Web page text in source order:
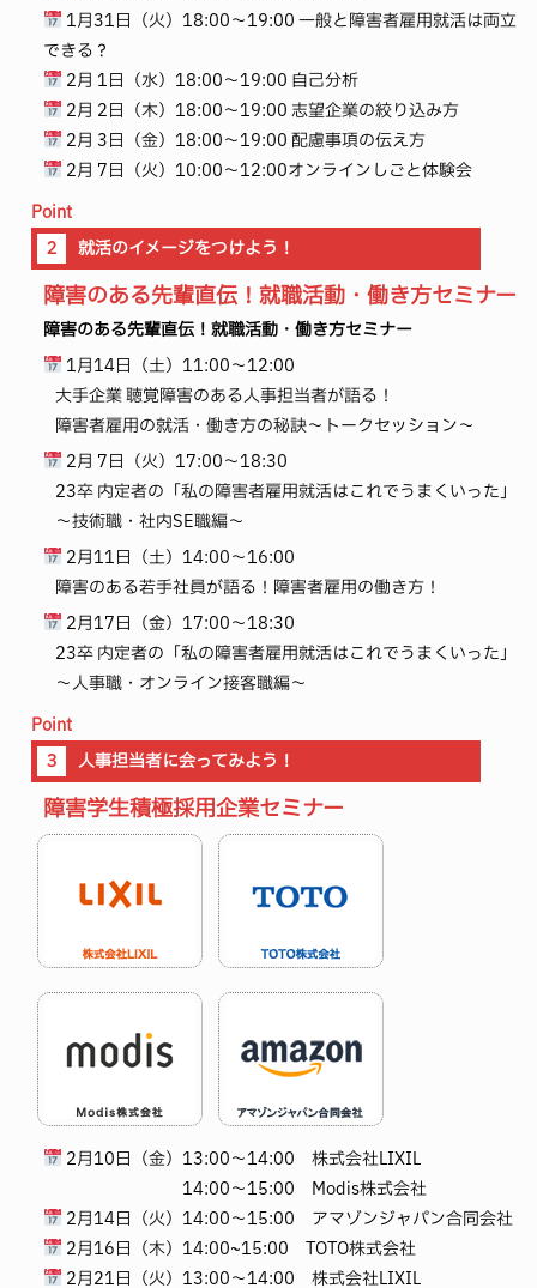
1月31日（火）18:00～19:00 一般と障害者雇用就活は両立
できる？
2月 1日（水）18:00～19:00 自己分析
2月 2日（木）18:00～19:00 志望企業の絞り込み方
2月 3日（金）18:00～19:00 配慮事項の伝え方
2月 7日（火）10:00～12:00オンラインしごと体験会
Point
２ 就活のイメージをつけよう！
障害のある先輩直伝！就職活動・働き方セミナー
障害のある先輩直伝！就職活動・働き方セミナー
1月14日（土）11:00～12:00
大手企業 聴覚障害のある人事担当者が語る！
障害者雇用の就活・働き方の秘訣～トークセッション～
2月 7日（火）17:00～18:30
23卒 内定者の「私の障害者雇用就活はこれでうまくいった」
～技術職・社内SE職編～
2月11日（土）14:00～16:00
障害のある若手社員が語る！障害者雇用の働き方！
2月17日（金）17:00～18:30
23卒 内定者の「私の障害者雇用就活はこれでうまくいった」
～人事職・オンライン接客職編～
Point
３ 人事担当者に会ってみよう！
障害学生積極採用企業セミナー
2月10日（金） 13:00～14:00 株式会社LIXIL
14:00～15:00 Modis株式会社
2月14日（火） 14:00～15:00 アマゾンジャパン合同会社
2月16日（木） 14:00~15:00 TOTO株式会社
2月21日（火） 13:00～14:00 株式会社LIXIL